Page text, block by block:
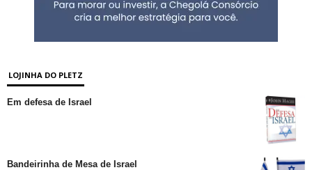
LOJINHA DO PLETZ
Em defesa de Israel
Bandeirinha de Mesa de Israel